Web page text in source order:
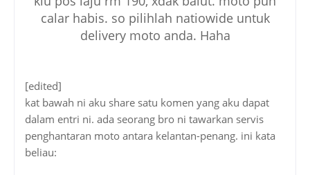
calar habis. so pilihlah natiowide untuk
delivery moto anda. Haha
[edited]
kat bawah ni aku share satu komen yang aku dapat
dalam entri ni. ada seorang bro ni tawarkan servis
penghantaran moto antara kelantan-penang. ini kata
beliau: